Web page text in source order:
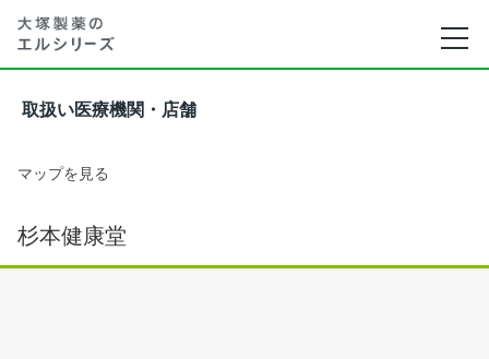
取扱い医療機関・店舗
マップを見る
杉本健康堂